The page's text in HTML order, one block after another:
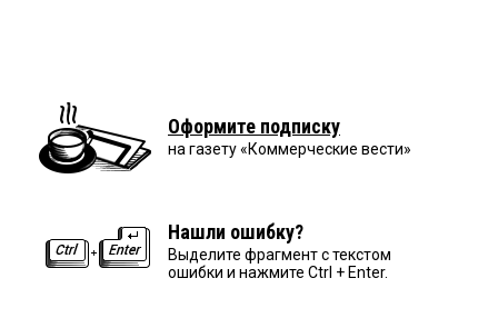
Оформите подписку
на газету «Коммерческие вести»
Нашли ошибку?
Выделите фрагмент с текстом
ошибки и нажмите Ctrl + Enter.